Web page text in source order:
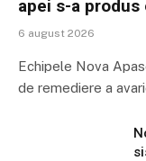
apei s-a produs
6 august 2026
Echipele Nova
de remediere a